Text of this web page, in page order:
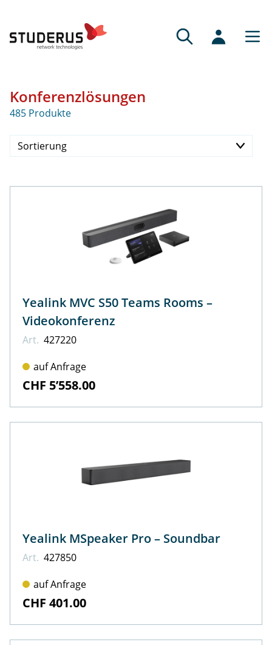
Konferenzlösungen
485 Produkte
Sortierung
Preis absteigend
Yealink MVC S50 Teams Rooms –
Videokonferenz
Art. 427220
auf Anfrage
CHF 5’558.00
Yealink MSpeaker Pro – Soundbar
Art. 427850
auf Anfrage
CHF 401.00